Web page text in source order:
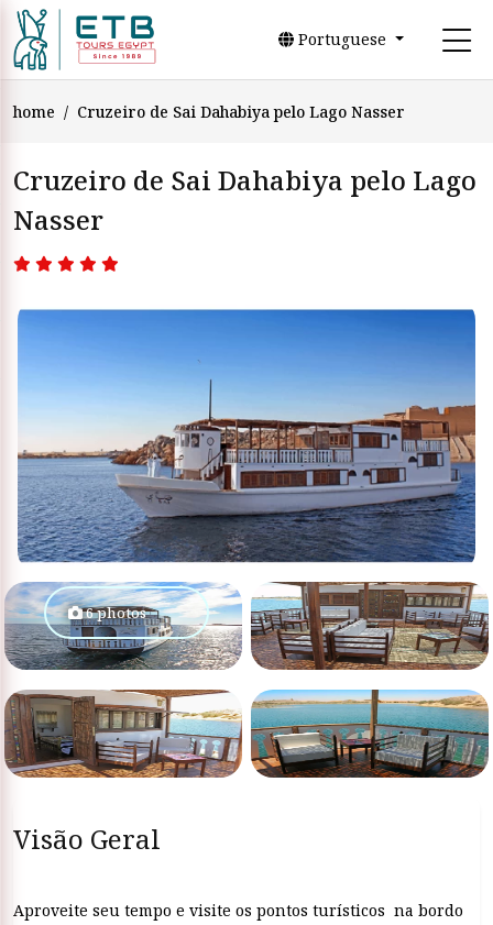
Portuguese
home Cruzeiro de Sai Dahabiya pelo Lago Nasser
Cruzeiro de Sai Dahabiya pelo Lago
Nasser
6 photos
Visão Geral
Aproveite seu tempo e visite os pontos turísticos na bordo